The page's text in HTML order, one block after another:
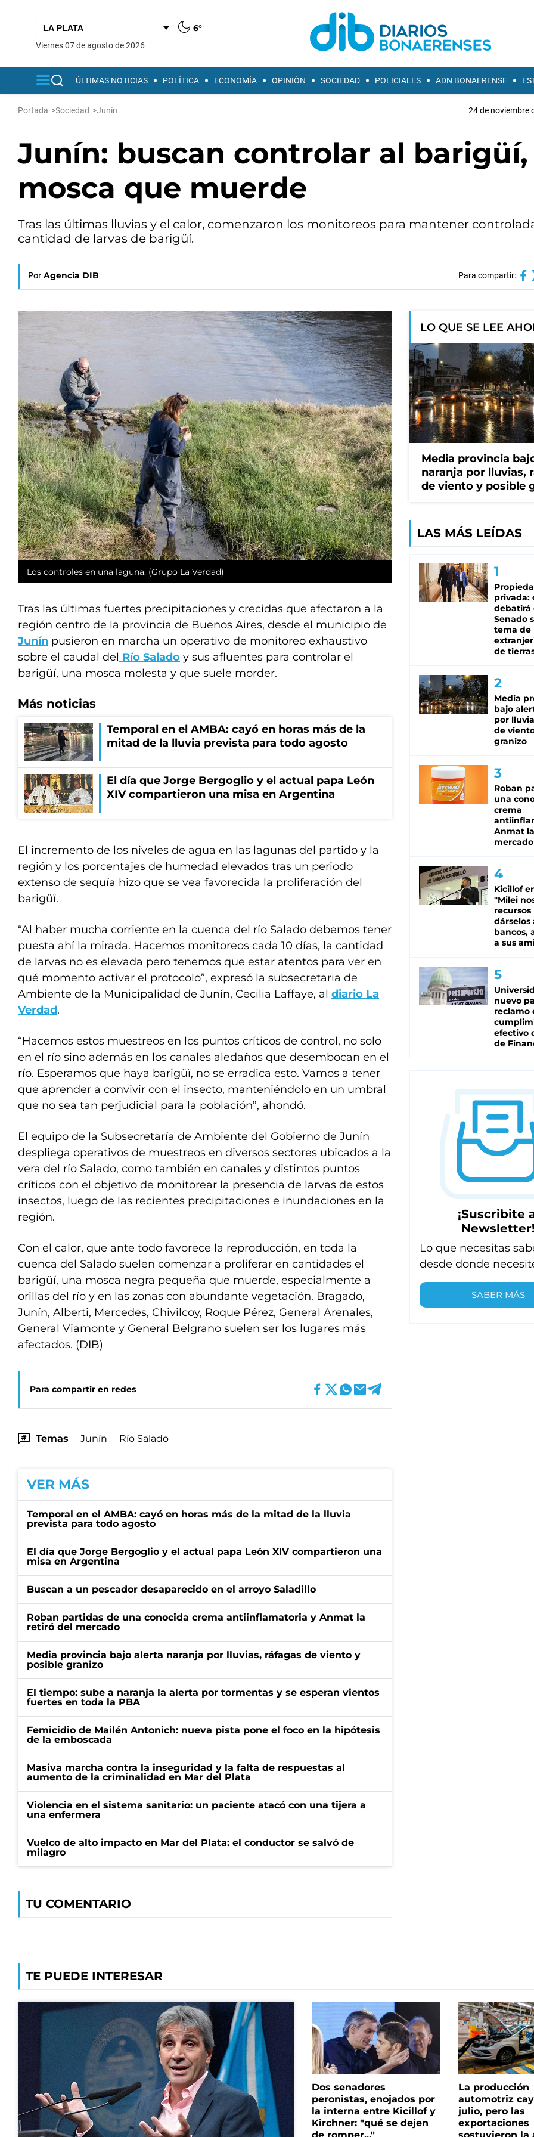
6°
viernes 07 de agosto de 2026
ÚLTIMAS NOTICIAS POLÍTICA ECONOMÍA OPINIÓN SOCIEDAD POLICIALES ADN BONAERENSE
Portada >Sociedad >Junín 24 de noviembre
Junín: buscan controlar al barigüí,
mosca que muerde
Tras las últimas lluvias y el calor, comenzaron los monitoreos para mantener
cantidad de larvas de barigüí.
Por Agencia DIB Para compartir:
Los controles en una laguna. (Grupo La Verdad)
Tras las últimas fuertes precipitaciones y crecidas que afectaron a la
región centro de la provincia de Buenos Aires, desde el municipio de
Junín pusieron en marcha un operativo de monitoreo exhaustivo
sobre el caudal del Río Salado y sus afluentes para controlar el
barigüí, una mosca molesta y que suele morder.
Más noticias
Temporal en el AMBA: cayó en horas más de la
mitad de la lluvia prevista para todo agosto
El día que Jorge Bergoglio y el actual papa León
XIV compartieron una misa en Argentina
El incremento de los niveles de agua en las lagunas del partido y la
región y los porcentajes de humedad elevados tras un periodo
extenso de sequía hizo que se vea favorecida la proliferación del
barigüï.
“Al haber mucha corriente en la cuenca del río Salado debemos tener
puesta ahí la mirada. Hacemos monitoreos cada 10 días, la cantidad
de larvas no es elevada pero tenemos que estar atentos para ver en
qué momento activar el protocolo”, expresó la subsecretaria de
Ambiente de la Municipalidad de Junín, Cecilia Laffaye, al diario La
Verdad.
“Hacemos estos muestreos en los puntos críticos de control, no solo
en el río sino además en los canales aledaños que desembocan en el
río. Esperamos que haya barigüï, no se erradica esto. Vamos a tener
que aprender a convivir con el insecto, manteniéndolo en un umbral
que no sea tan perjudicial para la población”, ahondó.
El equipo de la Subsecretaría de Ambiente del Gobierno de Junín
despliega operativos de muestreos en diversos sectores ubicados a la
vera del río Salado, como también en canales y distintos puntos
críticos con el objetivo de monitorear la presencia de larvas de estos
insectos, luego de las recientes precipitaciones e inundaciones en la
región.
Con el calor, que ante todo favorece la reproducción, en toda la
cuenca del Salado suelen comenzar a proliferar en cantidades el
barigüí, una mosca negra pequeña que muerde, especialmente a
orillas del río y en las zonas con abundante vegetación. Bragado,
Junín, Alberti, Mercedes, Chivilcoy, Roque Pérez, General Arenales,
General Viamonte y General Belgrano suelen ser los lugares más
afectados. (DIB)
Para compartir en redes
Temas Junín Río Salado
VER MÁS
Temporal en el AMBA: cayó en horas más de la mitad de la lluvia
prevista para todo agosto
El día que Jorge Bergoglio y el actual papa León XIV compartieron una
misa en Argentina
Buscan a un pescador desaparecido en el arroyo Saladillo
Roban partidas de una conocida crema antiinflamatoria y Anmat la
retiró del mercado
Media provincia bajo alerta naranja por lluvias, ráfagas de viento y
posible granizo
El tiempo: sube a naranja la alerta por tormentas y se esperan vientos
fuertes en toda la PBA
Femicidio de Mailén Antonich: nueva pista pone el foco en la hipótesis
de la emboscada
Masiva marcha contra la inseguridad y la falta de respuestas al
aumento de la criminalidad en Mar del Plata
Violencia en el sistema sanitario: un paciente atacó con una tijera a
una enfermera
Vuelco de alto impacto en Mar del Plata: el conductor se salvó de
milagro
TU COMENTARIO
LO QUE SE LEE
Media provincia
naranja por lluvias,
de viento y posible
LAS MÁS LEÍDAS
privada:
debatirá
Senado
tema de
de
Media
bajo
por
de
granizo
Roban
una
crema
Anmat
mercado
Kicillof
"Milei
recursos
dárselos
bancos,
a sus
nuevo
reclamo
efectivo
de
¡Suscribite
Newsletter!
Lo que necesitas
desde donde
SABER MÁS
TE PUEDE INTERESAR
Dos senadores
peronistas, enojados por
la interna entre Kicillof y
Kirchner: "qué se dejen
La producción
automotriz
julio, pero las
exportaciones